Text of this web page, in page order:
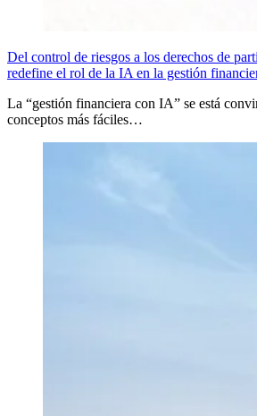
Del control de riesgos a los derechos de
redefine el rol de la IA en la gestión
La “gestión financiera con IA” se está
conceptos más fáciles…